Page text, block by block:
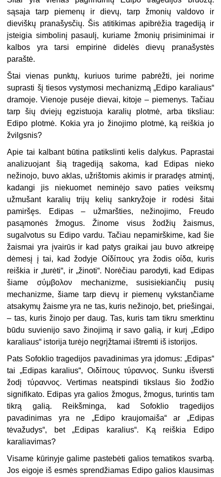
sąsaja tarp piemenų ir dievų, tarp žmonių valdovo ir
dieviškų pranašysčių. Šis atitikimas apibrėžia tragediją ir
įsteigia simbolinį pasaulį, kuriame žmonių prisiminimai ir
kalbos yra tarsi empirinė didelės dievų pranašystės
paraštė.
Štai vienas punktų, kuriuos turime pabrėžti, jei norime
suprasti šį tiesos vystymosi mechanizmą „Edipo karaliaus“
dramoje. Vienoje pusėje dievai, kitoje – piemenys. Tačiau
tarp šių dviejų egzistuoja karalių plotmė, arba tiksliau:
Edipo plotmė. Kokia yra jo žinojimo plotmė, ką reiškia jo
žvilgsnis?
Apie tai kalbant būtina patikslinti kelis dalykus. Paprastai
analizuojant šią tragediją sakoma, kad Edipas nieko
nežinojo, buvo aklas, užrištomis akimis ir praradęs atmintį,
kadangi jis niekuomet neminėjo savo paties veiksmų
užmušant karalių trijų kelių sankryžoje ir rodėsi šitai
pamiršęs. Edipas – užmaršties, nežinojimo, Freudo
pasąmonės žmogus. Žinome visus žodžių žaismus,
sugalvotus su Edipo vardu. Tačiau nepamirškime, kad šie
žaismai yra įvairūs ir kad patys graikai jau buvo atkreipę
dėmesį į tai, kad žodyje Οίδίπους yra žodis οίδα, kuris
reiškia ir „turėti“, ir „žinoti“. Norėčiau parodyti, kad Edipas
šiame σύμβολον mechanizme, susisiekiančių pusių
mechanizme, šiame tarp dievų ir piemenų vykstančiame
atsakymų žaisme yra ne tas, kuris nežinojo, bet, priešingai,
– tas, kuris žinojo per daug. Tas, kuris tam tikru smerktinu
būdu suvienijo savo žinojimą ir savo galią, ir kurį „Edipo
karaliaus“ istorija turėjo negrįžtamai ištremti iš istorijos.
Pats Sofoklio tragedijos pavadinimas yra įdomus: „Edipas“
tai „Edipas karalius“, Οιδίπους τύραννος. Sunku išversti
žodį τύραννος. Vertimas neatspindi tikslaus šio žodžio
signifikato. Edipas yra galios žmogus, žmogus, turintis tam
tikrą galią. Reikšminga, kad Sofoklio tragedijos
pavadinimas yra ne „Edipo kraujomaiša“ ar „Edipas
tėvažudys“, bet „Edipas karalius“. Ką reiškia Edipo
karaliavimas?
Visame kūrinyje galime pastebėti galios tematikos svarbą.
Jos eigoje iš esmės sprendžiamas Edipo galios klausimas